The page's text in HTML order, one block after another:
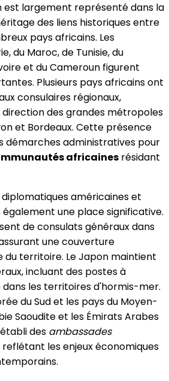
est largement représenté dans la
des liens historiques entre
pays africains. Les
du Maroc, de Tunisie, du
et du Cameroun figurent
Plusieurs pays africains ont
consulaires régionaux,
des grandes métropoles
et Bordeaux. Cette présence
démarches administratives pour
africaines résidant
américaines et
une place significative.
de consulats généraux dans
une couverture
territoire. Le Japon maintient
incluant des postes à
les territoires d'hormis-mer.
du Sud et les pays du Moyen-
Saoudite et les Émirats Arabes
des ambassades
reflétant les enjeux économiques